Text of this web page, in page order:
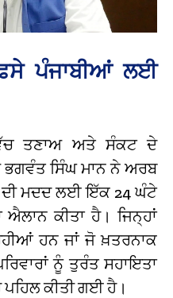
ਪੰਜਾਬੀਆਂ ਲਈ
ਤਣਾਅ ਅਤੇ ਸੰਕਟ ਦੇ
ਭਗਵੰਤ ਸਿੰਘ ਮਾਨ ਨੇ ਅਰਬ
ਦੀ ਮਦਦ ਲਈ ਇੱਕ 24 ਘੰਟੇ
ਕੀਤਾ ਹੈ। ਜਿਨ੍ਹਾਂ
ਹਨ ਜਾਂ ਜੋ ਖ਼ਤਰਨਾਕ
ਨੂੰ ਤੁਰੰਤ ਸਹਾਇਤਾ
ਕੀਤੀ ਗਈ ਹੈ।